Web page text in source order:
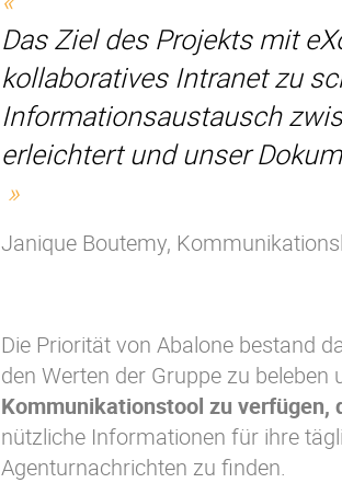
Das Ziel des Projekts mit
kollaboratives Intranet zu
Informationsaustausch
erleichtert und unser
Janique Boutemy,
Die Priorität von Abalone bestand
den Werten der Gruppe zu beleben
Kommunikationstool zu verfügen,
nützliche Informationen für ihre
Agenturnachrichten zu finden.